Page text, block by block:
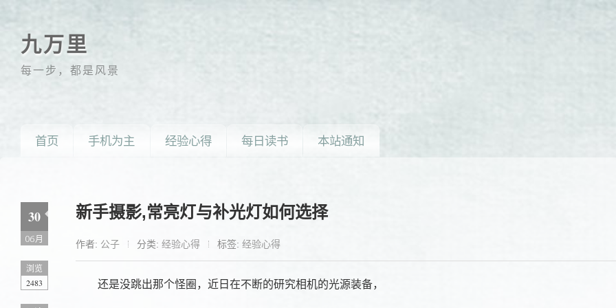
九万里
每一步，都是风景
首页 手机为主 经验心得 每日读书 本站通知
新手摄影,常亮灯与补光灯如何选择
作者: 公子 分类: 经验心得 标签: 经验心得
还是没跳出那个怪圈，近日在不断的研究相机的光源装备，
30
06月
浏览
2483